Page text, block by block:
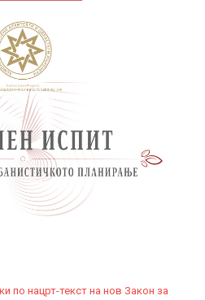
по нацрт-текст на нов Закон за